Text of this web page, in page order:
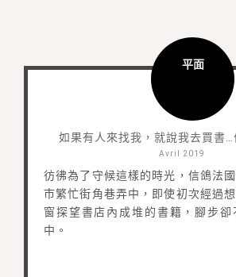
平面
如果有人來找我，就說我去買書
Avril 2019
彷彿為了守候這樣的時光，信鴿法
市繁忙街角巷弄中，即使初次經過
窗探望書店內成堆的書籍，腳步卻
中。